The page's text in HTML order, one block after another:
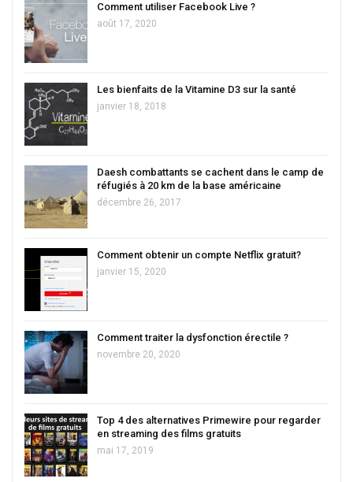
Comment utiliser Facebook Live ?
août 17, 2020
Les bienfaits de la Vitamine D3 sur la santé
janvier 18, 2018
Daesh combattants se cachent dans le camp de
réfugiés à 20 km de la base américaine
décembre 26, 2017
Comment obtenir un compte Netflix gratuit?
janvier 15, 2020
Comment traiter la dysfonction érectile ?
novembre 20, 2020
Top 4 des alternatives Primewire pour regarder
en streaming des films gratuits
mai 17, 2019